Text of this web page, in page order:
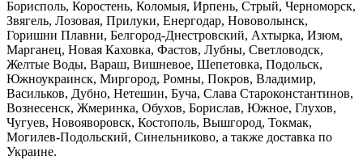
Борисполь, Коростень, Коломыя, Ирпень, Стрый, Черноморск,
Звягель, Лозовая, Прилуки, Енергодар, Нововолынск,
Горишни Плавни, Белгород-Днестровский, Ахтырка, Изюм,
Марганец, Новая Каховка, Фастов, Лубны, Светловодск,
Желтые Воды, Вараш, Вишневое, Шепетовка, Подольск,
Южноукраинск, Миргород, Ромны, Покров, Владимир,
Васильков, Дубно, Нетешин, Буча, Слава Староконстантинов,
Вознесенск, Жмеринка, Обухов, Борислав, Южное, Глухов,
Чугуев, Новояворовск, Костополь, Вышгород, Токмак,
Могилев-Подольский, Синельниково, а также доставка по
Украине.